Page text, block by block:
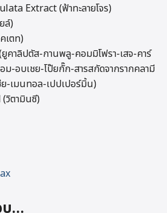
Extract (ฟ้าทะลายโจร)
ล์)
เตท)
าลิปตัส-กานพลู-คอมมิโฟรา-เสจ-คาร์
ม-อบเชย-โป๊ยกั๊ก-สารสกัดจากรากคลามี
-เมนทอล-เปปเปอร์มิ้น)
วิตามินซี)
บ…